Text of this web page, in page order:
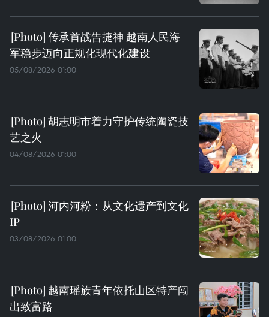
传承首战告捷神 越南人民海
军稳步迈向正规化现代化建设
05/08/2026 01:00
胡志明市着力守护传统陶瓷技
艺之火
04/08/2026 01:00
河内河粉：从文化遗产到文化
IP
03/08/2026 01:00
越南瑶族青年依托山区特产闯
出致富路